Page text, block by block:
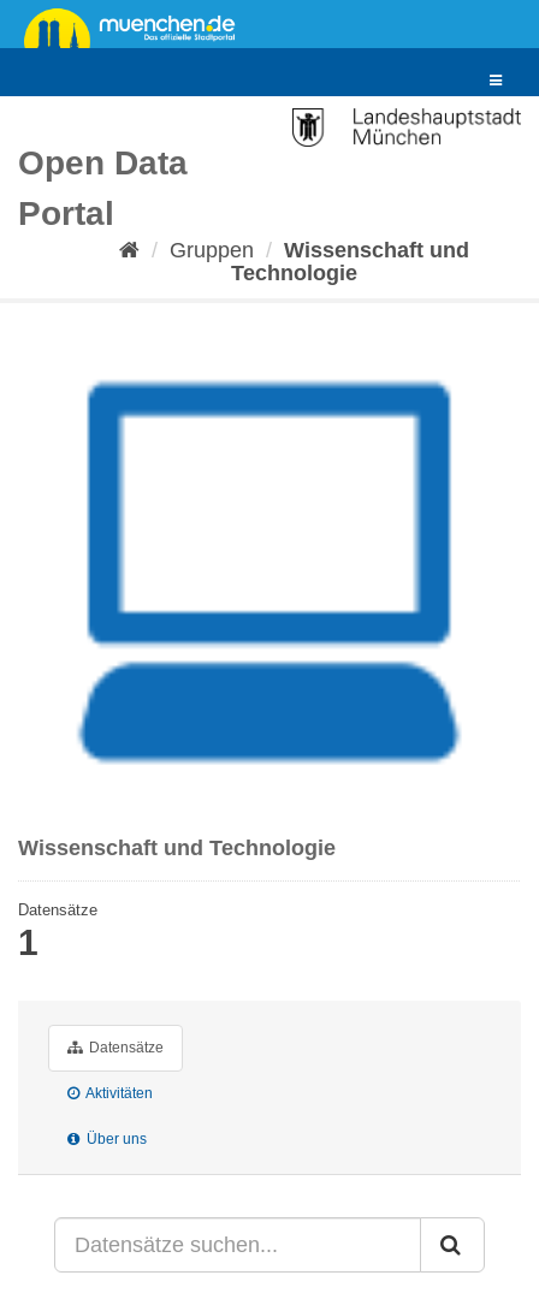
Überspringen
zum
Toggle
Open Data
Portal
Gruppen
Wissenschaft und
Technologie
Wissenschaft und Technologie
Datensätze
1
Datensätze
Aktivitäten
Über uns